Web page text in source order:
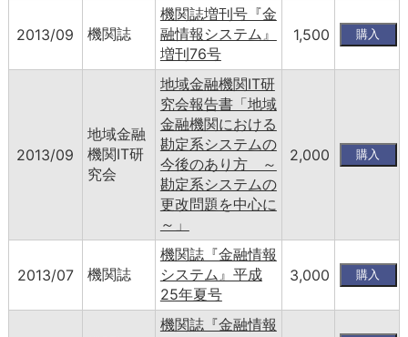
2013/09 機関誌
機関誌増刊号『金
融情報システム』
増刊76号
1,500
2013/09
地域金融
機関IT研
究会
地域金融機関IT研
究会報告書「地域
金融機関における
勘定系システムの
今後のあり方 ～
勘定系システムの
更改問題を中心に
～」
2,000
2013/07 機関誌
機関誌『金融情報
システム』平成
25年夏号
3,000
機関誌『金融情報